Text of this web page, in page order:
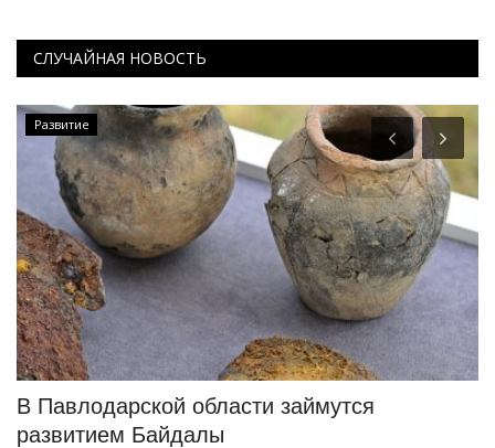
СЛУЧАЙНАЯ НОВОСТЬ
Развитие
В Павлодарской области займутся
развитием Байдалы